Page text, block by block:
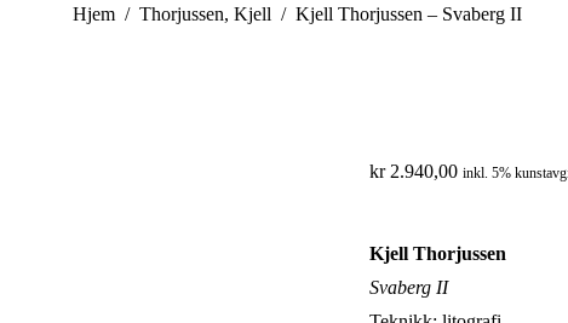
You are here:
Hjem Thorjussen, Kjell Kjell Thorjussen – Svaberg II
kr2.940,00 inkl. 5%
Kjell Thorjussen
Svaberg II